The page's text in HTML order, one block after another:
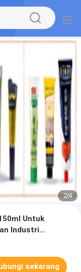
2/4
Untuk
Industri
sekarang